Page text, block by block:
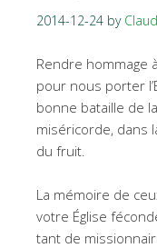
2014-12-24 by
Rendre hommage
pour nous porter
bonne bataille de
miséricorde, dans
du fruit.
La mémoire de
votre Église
tant de